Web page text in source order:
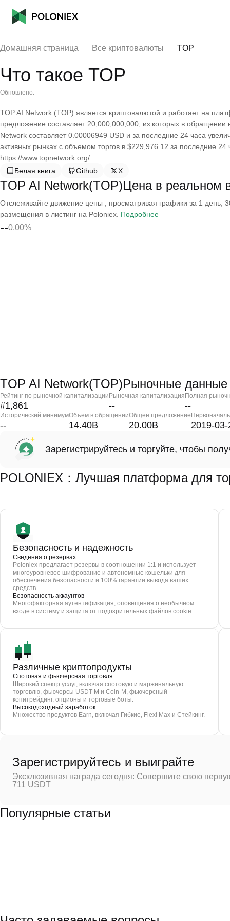
Домашняя страница Все криптовалюты TOP
Что такое TOP
Обновлено:
TOP AI Network (TOP) является криптовалютой и работает на
предложение составляет 20,000,000,000, из которых в
Network составляет 0.00006949 USD и за последние 24 часа
активных рынках с объемом торгов в $229,976.12 за последние
https://www.topnetwork.org/.
Белая книга
Github X
TOP AI Network(TOP)Цена в реальном
Отслеживайте движение цены , просматривая графики за 1 день,
размещения в листинг на Poloniex. Подробнее
--0.00%
TOP AI Network(TOP)Рыночные данные
Рейтинг по рыночной капитализации
#1,861
Рыночная капитализация
--
Полная
--
Исторический минимум
--
Объем в обращении
14.40B
Общее предложение
20.00B 2019-03-
Зарегистрируйтесь и торгуйте, чтобы
POLONIEX：Лучшая платформа для
Безопасность и надежность
Сведения о резервах
Poloniex предлагает резервы в соотношении 1:1 и использует
многоуровневое шифрование и автономные кошельки для
обеспечения безопасности и 100% гарантии вывода ваших
средств.
Безопасность аккаунтов
Многофакторная аутентификация, оповещения о необычном
входе в систему и защита от подозрительных файлов cookie
Различные криптопродукты
Спотовая и фьючерсная торговля
Широкий спектр услуг, включая спотовую и маржинальную
торговлю, фьючерсы USDT-M и Coin-M, фьючерсный
копитрейдинг, опционы и торговые боты.
Высокодоходный заработок
Множество продуктов Earn, включая Гибкие, Flexi Max и Стейкинг.
Зарегистрируйтесь и выиграйте
Эксклюзивная награда сегодня: Совершите свою
711 USDT
Популярные статьи